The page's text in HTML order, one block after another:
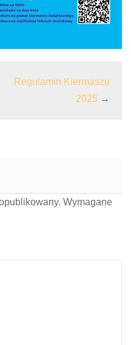
Regulamin Kiermaszu
2025 →
Wymagane